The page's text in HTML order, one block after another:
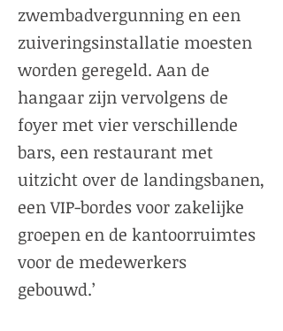
zwembadvergunning en een
zuiveringsinstallatie moesten
worden geregeld. Aan de
hangaar zijn vervolgens de
foyer met vier verschillende
bars, een restaurant met
uitzicht over de landingsbanen,
een VIP-bordes voor zakelijke
groepen en de kantoorruimtes
voor de medewerkers
gebouwd.’